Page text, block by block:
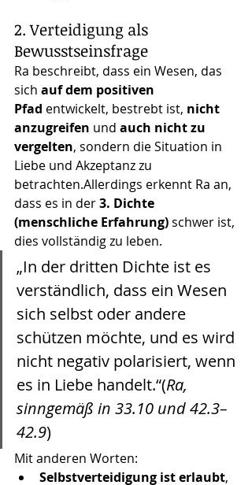
2. Verteidigung als
Bewusstseinsfrage
Ra beschreibt, dass ein Wesen, das
sich auf dem positiven
Pfad entwickelt, bestrebt ist, nicht
anzugreifen und auch nicht zu
vergelten, sondern die Situation in
Liebe und Akzeptanz zu
betrachten.Allerdings erkennt Ra an,
dass es in der 3. Dichte
(menschliche Erfahrung) schwer ist,
dies vollständig zu leben.
„In der dritten Dichte ist es
verständlich, dass ein Wesen
sich selbst oder andere
schützen möchte, und es wird
nicht negativ polarisiert, wenn
es in Liebe handelt.“(Ra,
sinngemäß in 33.10 und 42.3–
42.9)
Mit anderen Worten:
Selbstverteidigung ist erlaubt,